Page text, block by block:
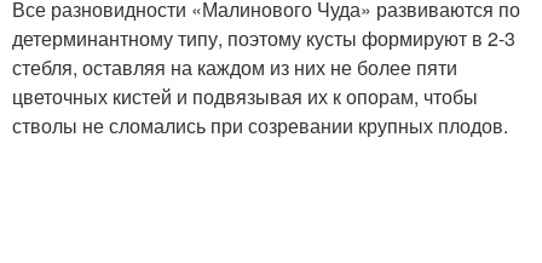
Все разновидности «Малинового Чуда» развиваются по
детерминантному типу, поэтому кусты формируют в 2-3
стебля, оставляя на каждом из них не более пяти
цветочных кистей и подвязывая их к опорам, чтобы
стволы не сломались при созревании крупных плодов.